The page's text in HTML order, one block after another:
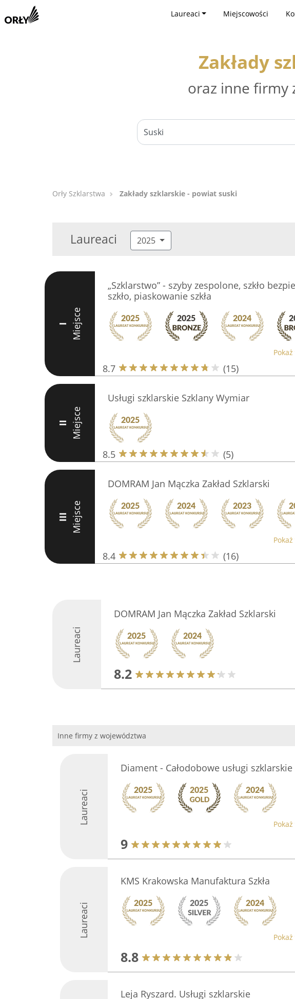
Laureaci Miejscowości
Zakłady
oraz inne firmy
Orły Szklarstwa Zakłady szklarskie - powiat suski
Laureaci 2025
I Miejsce
„Szklarstwo” - szyby zespolone, szkło
szkło, piaskowanie szkła
8.7 (15)
II Miejsce
Usługi szklarskie Szklany Wymiar
8.5 (5)
III Miejsce
DOMRAM Jan Mączka Zakład Szklarski
8.4 (16)
Laureaci
DOMRAM Jan Mączka Zakład Szklarski
8.2
Inne firmy z województwa
Laureaci
Diament - Całodobowe usługi szklarskie
9
Laureaci
KMS Krakowska Manufaktura Szkła
8.8
Leja Ryszard. Usługi szklarskie